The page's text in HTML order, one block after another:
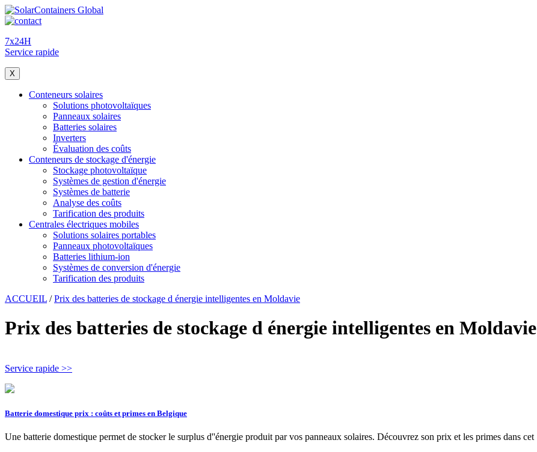
7x24H
Service rapide
X
Conteneurs solaires
Solutions photovoltaïques
Panneaux solaires
Batteries solaires
Inverters
Évaluation des coûts
Conteneurs de stockage d'énergie
Stockage photovoltaïque
Systèmes de gestion d'énergie
Systèmes de batterie
Analyse des coûts
Tarification des produits
Centrales électriques mobiles
Solutions solaires portables
Panneaux photovoltaïques
Batteries lithium-ion
Systèmes de conversion d'énergie
Tarification des produits
ACCUEIL /Prix des batteries de stockage d énergie intelligentes en Moldavie
Prix des batteries de stockage d énergie intelligentes en Moldavie
Service rapide >>
Batterie domestique prix : coûts et primes en Belgique
Une batterie domestique permet de stocker le surplus d''énergie produit par vos panneaux solaires. Découvrez son prix et les primes dans cet